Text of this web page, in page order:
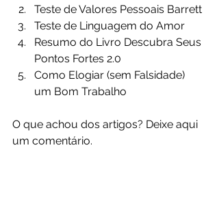
Teste de Valores Pessoais Barrett
Teste de Linguagem do Amor
Resumo do Livro Descubra Seus
Pontos Fortes 2.0
Como Elogiar (sem Falsidade)
um Bom Trabalho
O que achou dos artigos? Deixe aqui
um comentário.